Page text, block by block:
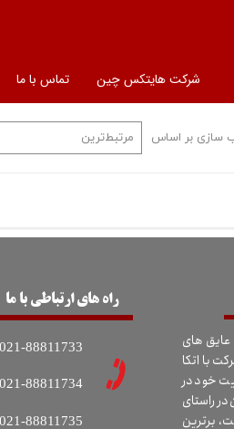
شرکت هایتکس چین تماس با ما
سازی بر اساس مرتبط‌ترین
راه های ارتباطی با ما
عایق های
این شرکت با اتکا
خود در
راستای
برترین
021-88811733
021-88811734
021-88811735